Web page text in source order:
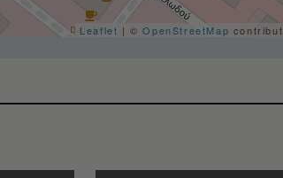
Leaflet | ©OpenStreetMap